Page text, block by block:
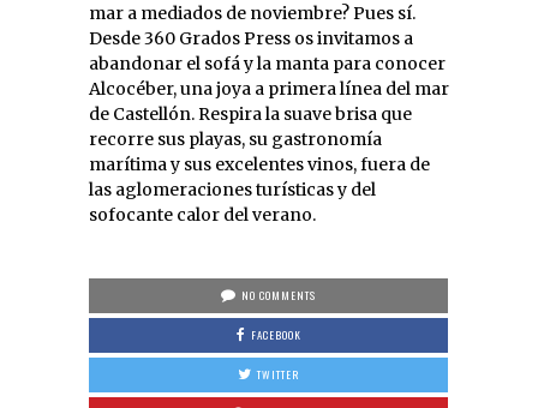
mar a mediados de noviembre? Pues sí.
Desde 360 Grados Press os invitamos a
abandonar el sofá y la manta para conocer
Alcocéber, una joya a primera línea del mar
de Castellón. Respira la suave brisa que
recorre sus playas, su gastronomía
marítima y sus excelentes vinos, fuera de
las aglomeraciones turísticas y del
sofocante calor del verano.
NO COMMENTS
FACEBOOK
TWITTER